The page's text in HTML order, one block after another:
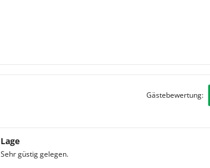
Gästebewertung:
Lage
Sehr güstig gelegen.